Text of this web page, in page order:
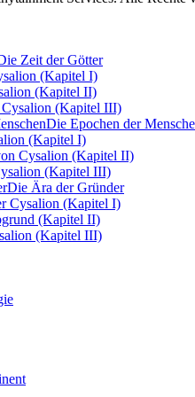
Zeit der Götter
(Kapitel I)
(Kapitel II)
Cysalion (Kapitel III)
Die Epochen der
(Kapitel I)
Cysalion (Kapitel II)
(Kapitel III)
Die Ära der Gründer
Cysalion (Kapitel I)
(Kapitel II)
(Kapitel III)